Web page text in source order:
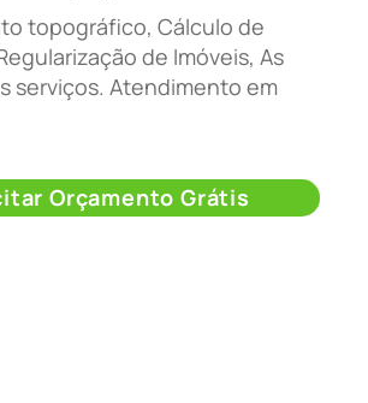
topográfico, Cálculo de
de Imóveis, As
serviços. Atendimento em
Orçamento Grátis